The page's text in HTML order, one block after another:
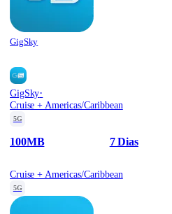
GigSky
GigSky·
Cruise + Americas/Caribbean
5G
100MB 7 Dias
Cruise + Americas/Caribbean
5G